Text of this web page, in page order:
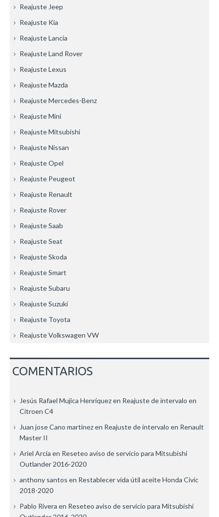
Reajuste Jeep
Reajuste Kia
Reajuste Lancia
Reajuste Land Rover
Reajuste Lexus
Reajuste Mazda
Reajuste Mercedes-Benz
Reajuste Mini
Reajuste Mitsubishi
Reajuste Nissan
Reajuste Opel
Reajuste Peugeot
Reajuste Renault
Reajuste Rover
Reajuste Saab
Reajuste Seat
Reajuste Skoda
Reajuste Smart
Reajuste Subaru
Reajuste Suzuki
Reajuste Toyota
Reajuste Volkswagen VW
COMENTARIOS
Jesús Rafael Mujica Henríquezen Reajuste de intervalo en
Citroen C4
Juan jose Cano martinezen Reajuste de intervalo en Renault
Master II
Ariel Arcia en Reseteo aviso de servicio para Mitsubishi
Outlander 2016-2020
anthony santos en Restablecer vida útil aceite Honda Civic
2018-2020
Pablo Rivera en Reseteo aviso de servicio para Mitsubishi